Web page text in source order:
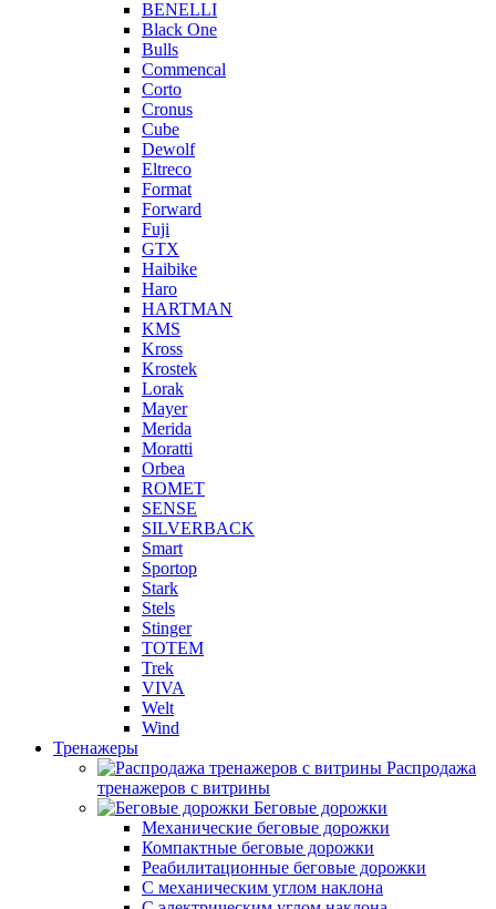
BENELLI
Black One
Bulls
Commencal
Corto
Cronus
Cube
Dewolf
Eltreco
Format
Forward
Fuji
GTX
Haibike
Haro
HARTMAN
KMS
Kross
Krostek
Lorak
Mayer
Merida
Moratti
Orbea
ROMET
SENSE
SILVERBACK
Smart
Sportop
Stark
Stels
Stinger
TOTEM
Trek
VIVA
Welt
Wind
Тренажеры
Распродажа
тренажеров с витрины
Беговые дорожки
Механические беговые дорожки
Компактные беговые дорожки
Реабилитационные беговые дорожки
С механическим углом наклона